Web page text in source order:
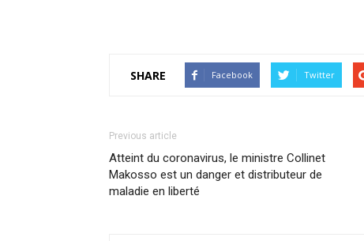
SHARE Facebook Twitter
Previous article
Atteint du coronavirus, le ministre Collinet
Makosso est un danger et distributeur de
maladie en liberté